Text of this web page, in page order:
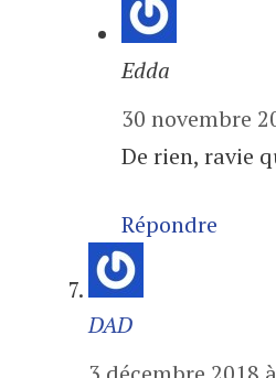
Edda
30 novembre
De rien, ravie
Répondre
DAD